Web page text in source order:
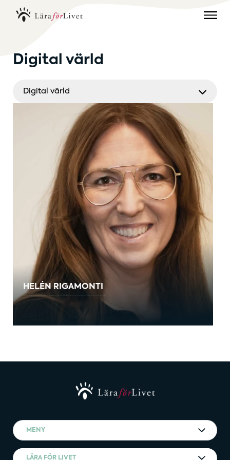
Digital värld
Digital värld
HELÉN RIGAMONTI
MENY
LÄRA FÖR LIVET